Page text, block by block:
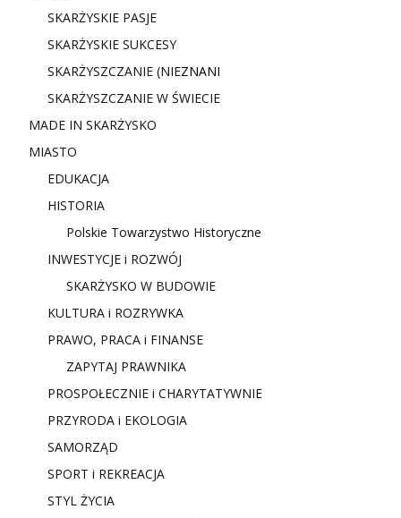
SKARŻYSKIE PASJE
SKARŻYSKIE SUKCESY
SKARŻYSZCZANIE (NIEZNANI
SKARŻYSZCZANIE W ŚWIECIE
MADE IN SKARŻYSKO
MIASTO
EDUKACJA
HISTORIA
Polskie Towarzystwo Historyczne
INWESTYCJE i ROZWÓJ
SKARŻYSKO W BUDOWIE
KULTURA i ROZRYWKA
PRAWO, PRACA i FINANSE
ZAPYTAJ PRAWNIKA
PROSPOŁECZNIE i CHARYTATYWNIE
PRZYRODA i EKOLOGIA
SAMORZĄD
SPORT i REKREACJA
STYL ŻYCIA